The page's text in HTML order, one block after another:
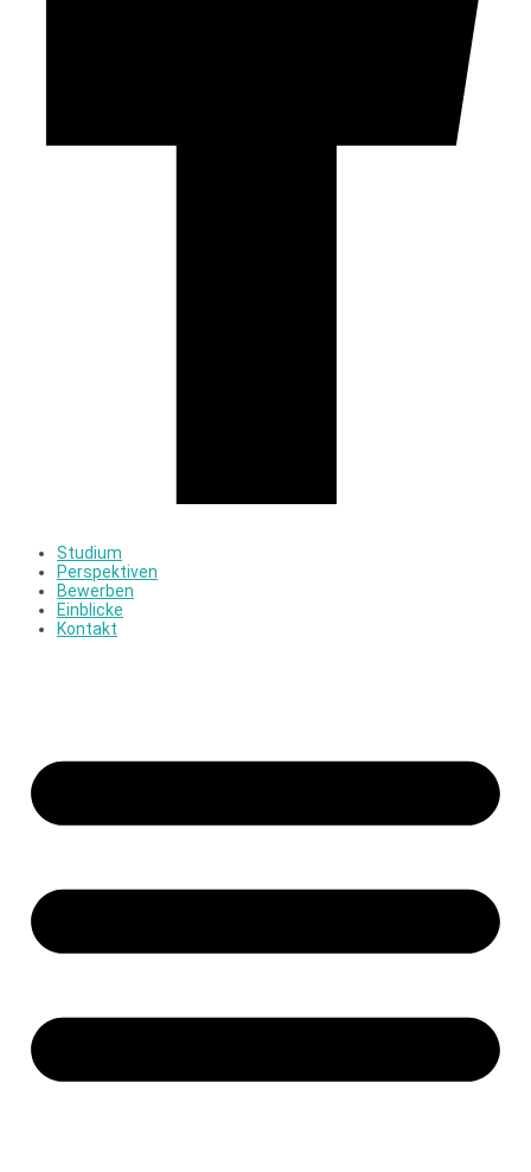
Studium
Perspektiven
Bewerben
Einblicke
Kontakt